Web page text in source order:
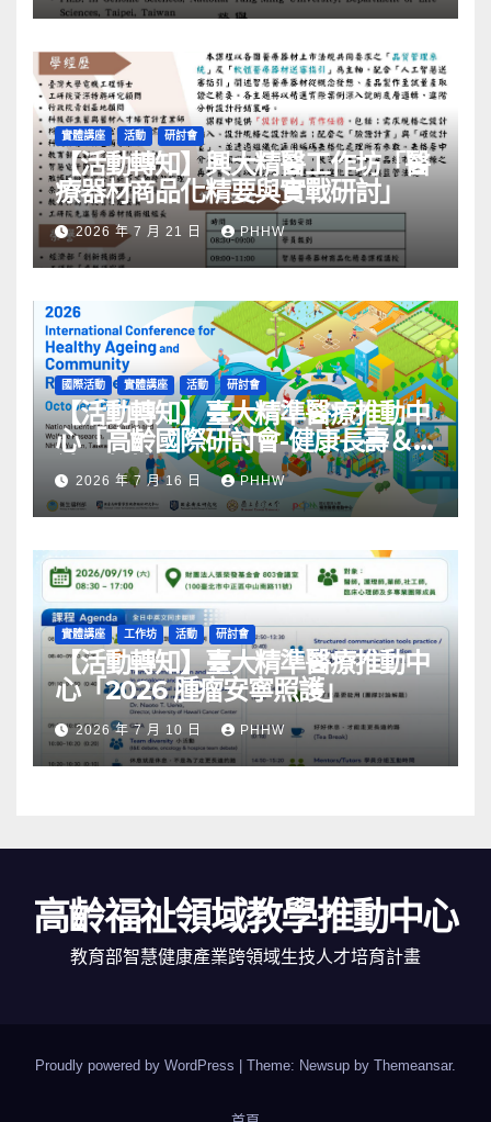
實體講座 活動 研討會
【活動轉知】興大精醫工作坊「醫
療器材商品化精要與實戰研討」
2026 年 7 月 21 日 PHHW
國際活動 實體講座 活動 研討會
【活動轉知】臺大精準醫療推動中
心「高齡國際研討會-健康長壽＆
社區韌性」
2026 年 7 月 16 日 PHHW
實體講座 工作坊 活動 研討會
【活動轉知】臺大精準醫療推動中
心「2026 腫瘤安寧照護」
2026 年 7 月 10 日 PHHW
高齡福祉領域教學推動中心
教育部智慧健康產業跨領域生技人才培育計畫
Proudly powered by WordPress Theme: Newsup by Themeansar.